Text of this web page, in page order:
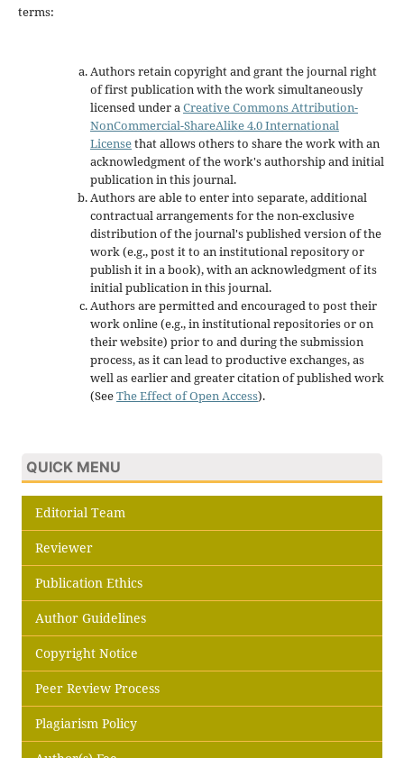
terms:
Authors retain copyright and grant the journal right
of first publication with the work simultaneously
licensed under aCreative Commons Attribution-
NonCommercial-ShareAlike 4.0 International
Licensethat allows others to share the work with an
acknowledgment of the work's authorship and initial
publication in this journal.
Authors are able to enter into separate, additional
contractual arrangements for the non-exclusive
distribution of the journal's published version of the
work (e.g., post it to an institutional repository or
publish it in a book), with an acknowledgment of its
initial publication in this journal.
Authors are permitted and encouraged to post their
work online (e.g., in institutional repositories or on
their website) prior to and during the submission
process, as it can lead to productive exchanges, as
well as earlier and greater citation of published work
(SeeThe Effect of Open Access).
QUICK MENU
Editorial Team
Reviewer
Publication Ethics
Author Guidelines
Copyright Notice
Peer Review Process
Plagiarism Policy